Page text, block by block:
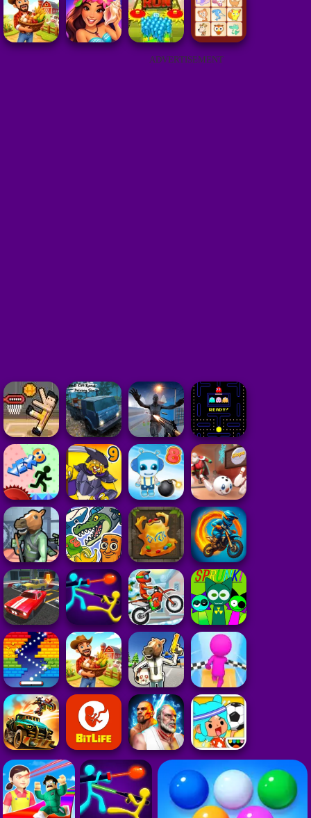
ADVERTISEMENT